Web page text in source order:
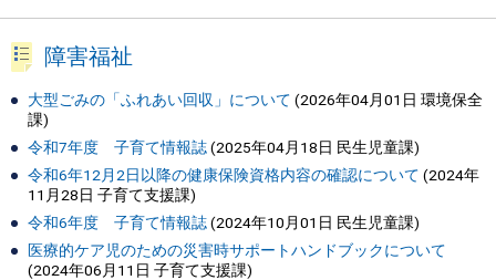
障害福祉
大型ごみの「ふれあい回収」について (2026年04月01日 環境保全
課)
令和7年度 子育て情報誌(2025年04月18日 民生児童課)
令和6年12月2日以降の健康保険資格内容の確認について (2024年
11月28日 子育て支援課)
令和6年度 子育て情報誌(2024年10月01日 民生児童課)
医療的ケア児のための災害時サポートハンドブックについて
(2024年06月11日 子育て支援課)